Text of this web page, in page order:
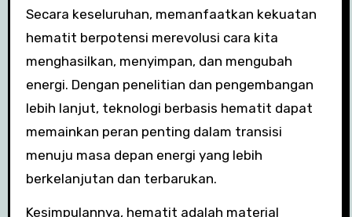
Secara keseluruhan, memanfaatkan kekuatan
hematit berpotensi merevolusi cara kita
menghasilkan, menyimpan, dan mengubah
energi. Dengan penelitian dan pengembangan
lebih lanjut, teknologi berbasis hematit dapat
memainkan peran penting dalam transisi
menuju masa depan energi yang lebih
berkelanjutan dan terbarukan.
Kesimpulannya, hematit adalah material